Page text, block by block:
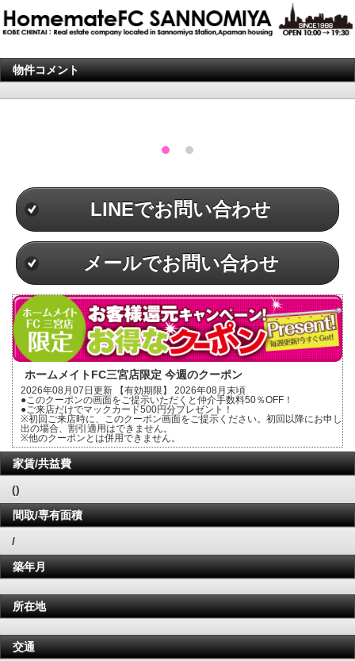
物件コメント
LINEでお問い合わせ
メールでお問い合わせ
ホームメイトFC三宮店限定 今週のクーポン
2026年08月07日更新 【有効期限】 2026年08月末頃
●このクーポンの画面をご提示いただくと仲介手数料50％OFF！
●ご来店だけでマックカード500円分プレゼント！
※初回ご来店時に、このクーポン画面をご提示ください。初回以降にお申し
出の場合、割引適用はできません。
※他のクーポンとは併用できません。
家賃/共益費
()
間取/専有面積
/
築年月
所在地
交通